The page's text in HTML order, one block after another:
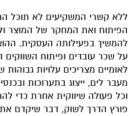
ללא קשרי המשקיעים לא תוכל
הפיתוח ואת המחקר של המוצר
להמשיך בפעילותה העסקית.
על שכר עובדים ופיתוח השווקים
לאומיים מצריכים עלויות
מעבר לים, ייצוג בתערוכות
וכל פעולה שיווקית אחרת כדי
פורץ הדרך לשוק, דבר שיקדם